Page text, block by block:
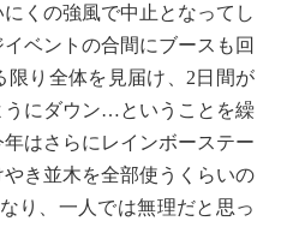
くの強風で中止となってし
ベントの合間にブースも回
限り全体を見届け、2日間が
うにダウン…ということを繰
はさらにレインボーステー
き並木を全部使うくらいの
り、一人では無理だと思っ